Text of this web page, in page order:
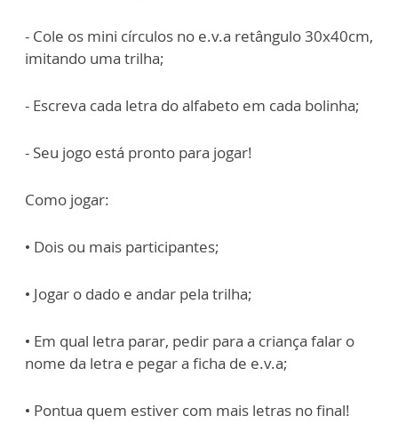
- Cole os mini círculos no e.v.a retângulo 30x40cm,
imitando uma trilha;
- Escreva cada letra do alfabeto em cada bolinha;
- Seu jogo está pronto para jogar!
Como jogar:
• Dois ou mais participantes;
• Jogar o dado e andar pela trilha;
• Em qual letra parar, pedir para a criança falar o
nome da letra e pegar a ficha de e.v.a;
• Pontua quem estiver com mais letras no final!